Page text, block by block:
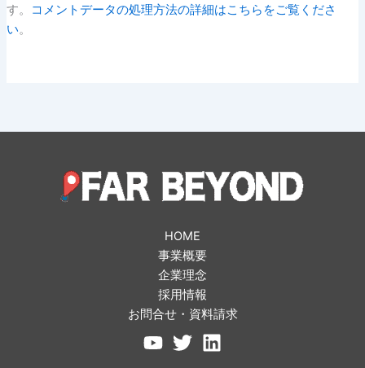
す。
コメントデータの処理方法の詳細はこちらをご覧くださ
い。
HOME
事業概要
企業理念
採用情報
お問合せ・資料請求